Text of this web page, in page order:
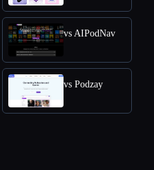
vs AIPodNav
vs Podzay